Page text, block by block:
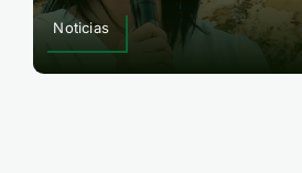
Noticias